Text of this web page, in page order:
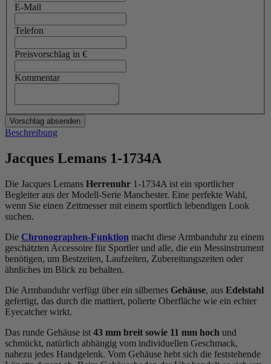
E-Mail
Telefon
Preisvorschlag in €
Kommentar
Beschreibung
Jacques Lemans 1-1734A
Die Jacques Lemans Herrenuhr 1-1734A ist ein sportlicher
Begleiter aus der Modell-Serie Manchester. Eine perfekte Wahl,
wenn Sie einen Zeitmesser mit einem sportlich lebendigen Look
suchen.
Die Chronographen-Funktion macht diese Armbanduhr zu einem
geschätzten Accessoire für Sportler und alle, die ein Messinstrument
benötigen, um Bestzeiten, Laufzeiten, Zubereitungszeiten oder
ähnliches im Blick zu behalten.
Die Armbanduhr verfügt über ein silbernes Gehäuse, aus Edelstahl
gefertigt, das durch die mattiert, polierte Oberfläche wie ein echter
Eyecatcher wirkt.
Das runde Gehäuse ist 43 mm breit sowie 11 mm hoch und
schmückt, natürlich abhängig vom individuellen Geschmack,
nahezu jedes Handgelenk. Vom Gehäuse hebt sich die feststehende